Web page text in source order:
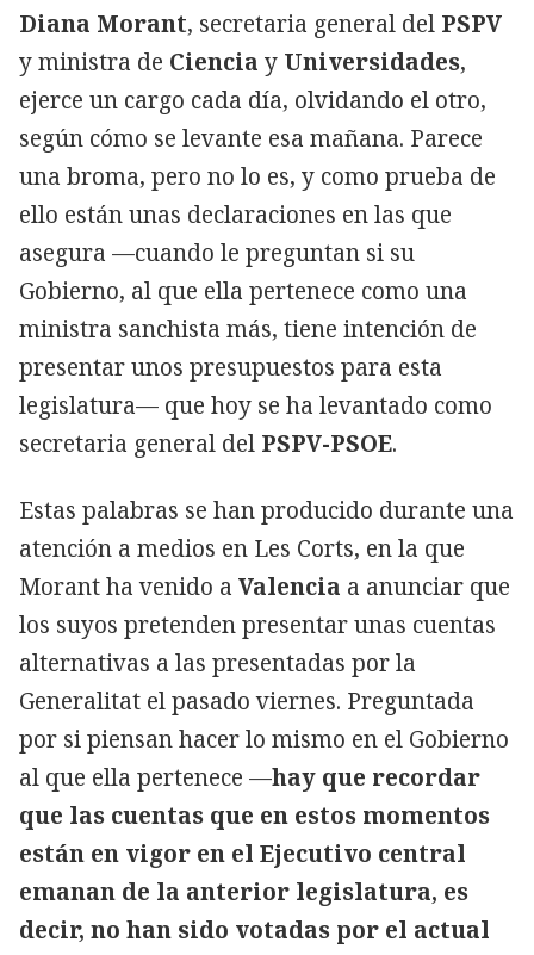
Diana Morant, secretaria general del PSPV
y ministra de Ciencia y Universidades,
ejerce un cargo cada día, olvidando el otro,
según cómo se levante esa mañana. Parece
una broma, pero no lo es, y como prueba de
ello están unas declaraciones en las que
asegura —cuando le preguntan si su
Gobierno, al que ella pertenece como una
ministra sanchista más, tiene intención de
presentar unos presupuestos para esta
legislatura— que hoy se ha levantado como
secretaria general del PSPV-PSOE.
Estas palabras se han producido durante una
atención a medios en Les Corts, en la que
Morant ha venido a Valencia a anunciar que
los suyos pretenden presentar unas cuentas
alternativas a las presentadas por la
Generalitat el pasado viernes. Preguntada
por si piensan hacer lo mismo en el Gobierno
al que ella pertenece —hay que recordar
que las cuentas que en estos momentos
están en vigor en el Ejecutivo central
emanan de la anterior legislatura, es
decir, no han sido votadas por el actual